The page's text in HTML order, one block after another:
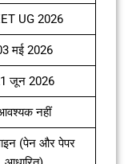
UG 2026
मई 2026
जून 2026
नहीं
(पेन और पेपर